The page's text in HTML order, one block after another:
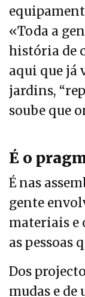
«Toda a
história de
aqui que já
jardins,
soube que
É o
É nas
gente
materiais e
as pessoas
Dos
mudas e